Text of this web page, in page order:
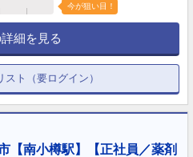
今が狙い目！
細を見る
スト（要ログイン）
南小樽駅】【正社員／薬剤